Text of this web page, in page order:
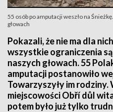
55 osób po amputacji weszło na
głowach
Pokazali, że nie ma dla
wszystkie ograniczenia
naszych głowach. 55
amputacji postanowiło
Towarzyszyły im
miejscowości Obří důl
potem było już tylko